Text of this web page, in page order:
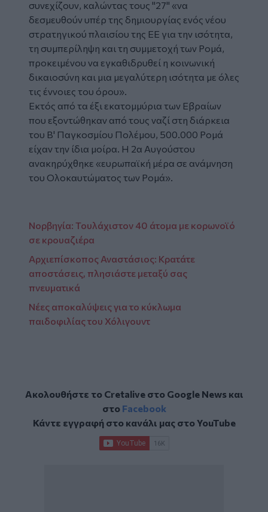
συνεχίζουν, καλώντας τους "27" «να
δεσμευθούν υπέρ της δημιουργίας ενός νέου
στρατηγικού πλαισίου της ΕΕ για την ισότητα,
τη συμπερίληψη και τη συμμετοχή των Ρομά,
προκειμένου να εγκαθιδρυθεί η κοινωνική
δικαιοσύνη και μια μεγαλύτερη ισότητα με όλες
τις έννοιες του όρου».
Εκτός από τα έξι εκατομμύρια των Εβραίων
που εξοντώθηκαν από τους ναζί στη διάρκεια
του Β' Παγκοσμίου Πολέμου, 500.000 Ρομά
είχαν την ίδια μοίρα. Η 2α Αυγούστου
ανακηρύχθηκε «ευρωπαϊκή μέρα σε ανάμνηση
του Ολοκαυτώματος των Ρομά».
Νορβηγία: Τουλάχιστον 40 άτομα με κορωνοϊό
σε κρουαζιέρα
Αρχιεπίσκοπος Αναστάσιος: Κρατάτε
αποστάσεις, πλησιάστε μεταξύ σας
πνευματικά
Νέες αποκαλύψεις για το κύκλωμα
παιδοφιλίας του Χόλιγουντ
Ακολουθήστε το Cretalive στο Google Newsκαι
στο Facebook
Κάντε εγγραφή στο κανάλι μας στοYouTube